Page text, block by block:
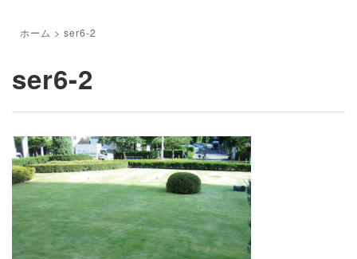
ホーム > ser6-2
ser6-2